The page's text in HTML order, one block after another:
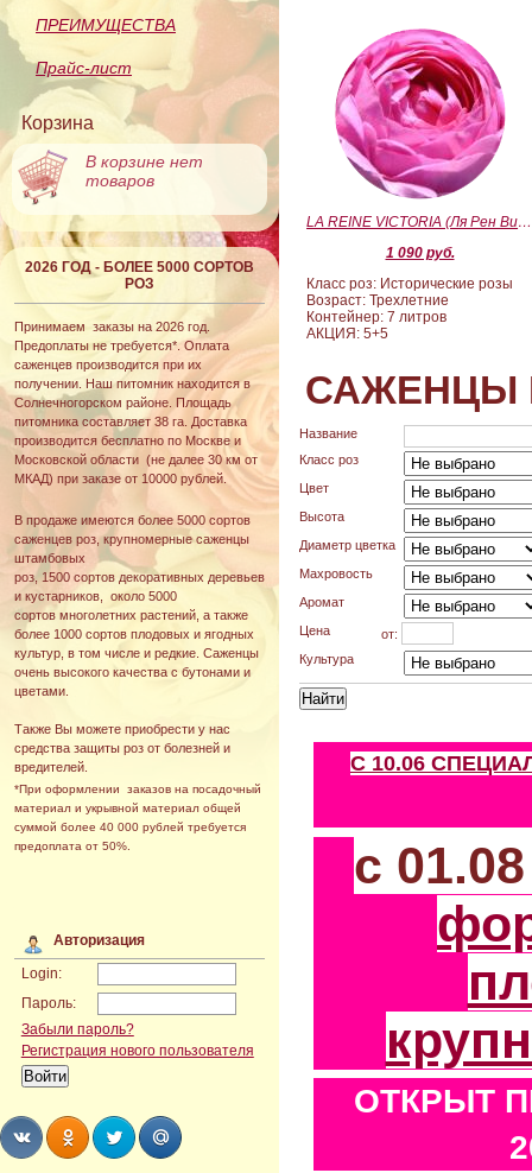
ПРЕИМУЩЕСТВА
Прайс-лист
Корзина
В корзине нет
товаров
2026 ГОД - БОЛЕЕ 5000 СОРТОВ
РОЗ
Принимаем заказы на 2026 год.
Предоплаты не требуется*. Оплата
саженцев производится при их
получении. Наш питомник находится в
Солнечногорском районе. Площадь
питомника составляет 38 га. Доставка
производится бесплатно по Москве и
Московской области (не далее 30 км от
МКАД) при заказе от 10000 рублей.
В продаже имеются более 5000 сортов
саженцев роз, крупномерные саженцы
штамбовых
роз, 1500 сортов декоративных деревьев
и кустарников, около 5000
сортов многолетних растений, а также
более 1000 сортов плодовых и ягодных
культур, в том числе и редкие. Саженцы
очень высокого качества с бутонами и
цветами.
Также Вы можете приобрести у нас
средства защиты роз от болезней и
вредителей.
*При оформлении заказов на посадочный
материал и укрывной материал общей
суммой более 40 000 рублей требуется
предоплата от 50%.
Авторизация
Login:
Пароль:
Забыли пароль?
Регистрация нового пользователя
LA REINE VICTORIA (Ля Рен Виктория)
1 090 руб.
Класс роз: Исторические розы
Возраст: Трехлетние
Контейнер: 7 литров
АКЦИЯ: 5+5
САЖЕНЦЫ
Название
Класс роз
Цвет
Высота
Диаметр цветка
Махровость
Аромат
Цена
от:
Культура
С 10.06
с
ОТКРЫТ